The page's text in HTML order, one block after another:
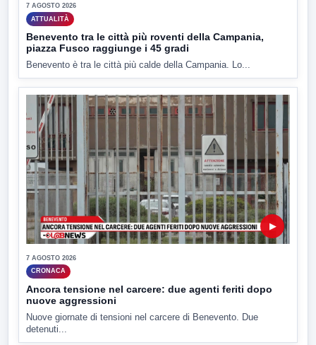
7 AGOSTO 2026
ATTUALITÀ
Benevento tra le città più roventi della Campania,
piazza Fusco raggiunge i 45 gradi
Benevento è tra le città più calde della Campania. Lo...
▶
7 AGOSTO 2026
CRONACA
Ancora tensione nel carcere: due agenti feriti dopo
nuove aggressioni
Nuove giornate di tensioni nel carcere di Benevento. Due
detenuti...